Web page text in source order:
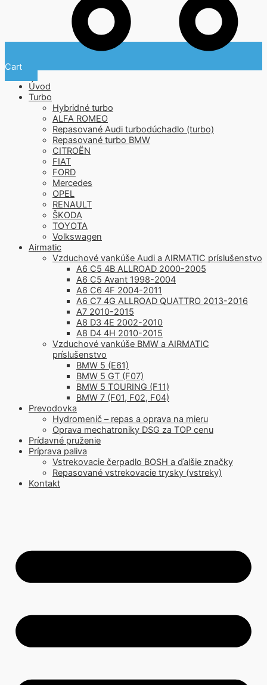
Cart
Úvod
Turbo
Hybridné turbo
ALFA ROMEO
Repasované Audi turbodúchadlo (turbo)
Repasované turbo BMW
CITROËN
FIAT
FORD
Mercedes
OPEL
RENAULT
ŠKODA
TOYOTA
Volkswagen
Airmatic
Vzduchové vankúše Audi a AIRMATIC príslušenstvo
A6 C5 4B ALLROAD 2000-2005
A6 C5 Avant 1998-2004
A6 C6 4F 2004-2011
A6 C7 4G ALLROAD QUATTRO 2013-2016
A7 2010-2015
A8 D3 4E 2002-2010
A8 D4 4H 2010-2015
Vzduchové vankúše BMW a AIRMATIC
príslušenstvo
BMW 5 (E61)
BMW 5 GT (F07)
BMW 5 TOURING (F11)
BMW 7 (F01, F02, F04)
Prevodovka
Hydromenič – repas a oprava na mieru
Oprava mechatroniky DSG za TOP cenu
Prídavné pruženie
Príprava paliva
Vstrekovacie čerpadlo BOSH a ďalšie značky
Repasované vstrekovacie trysky (vstreky)
Kontakt